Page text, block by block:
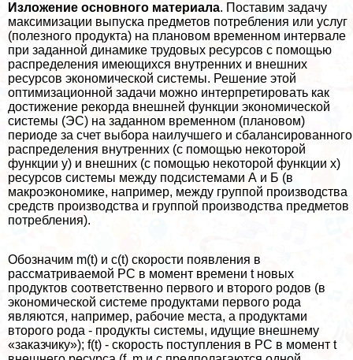
Изложение основного материала. Поставим задачу
максимизации выпуска предметов потрeбления или услуг
(полезного продукта) на плановом временном интервале
при заданной динамике трудовых ресурсов с помощью
распределения имеющихся внутренних и внешних
ресурсов экономической системы. Решение этой
оптимизационной задачи можно интерпретировать как
достижение рекорда внешней функции экономической
системы (ЭС) на заданном временном (плановом)
периоде за счет выбора наилучшего и сбалансированного
распределения внутренних (с помощью некоторой
функции y) и внешних (с помощью некоторой функции x)
ресурсов системы между подсистемами А и Б (в
макроэкономике, например, между группой производства
средств производства и группой производства предметов
потрeбления).
Обозначим m(t) и c(t) скорости появления в
рассматриваемой РС в момент времени t новых
продуктов соответственно первого и второго родов (в
экономической системе продуктами первого рода
являются, например, рабочие места, а продуктами
второго рода - продукты системы, идущие внешнему
«заказчику»); f(t) - скорость поступления в РС в момент t